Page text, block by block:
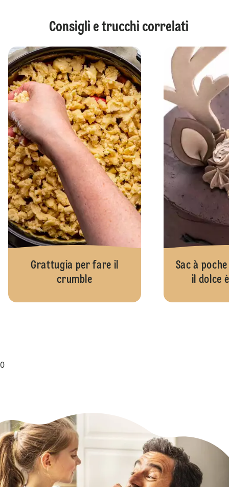
Consigli e trucchi correlati
Grattugia per fare il
crumble
Sac à
il dolce
0